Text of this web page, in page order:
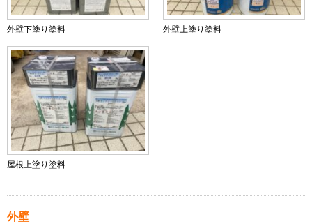
外壁下塗り塗料 外壁上塗り塗料
屋根上塗り塗料
外壁